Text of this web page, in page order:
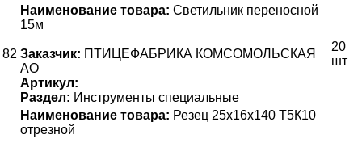
82
Наименование товара: Светильник переносной
15м
Заказчик: ПТИЦЕФАБРИКА КОМСОМОЛЬСКАЯ
АО
Артикул:
Раздел: Инструменты специальные
20
шт
Наименование товара: Резец 25х16х140 Т5К10
отрезной